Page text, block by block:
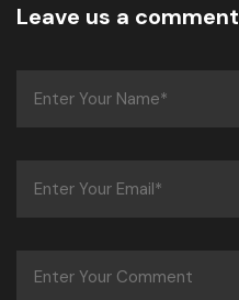
Leave us a comment